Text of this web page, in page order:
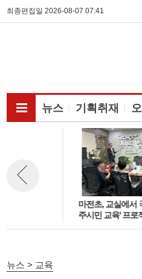
최종편집일 2026-08-07 07:41
뉴스 기획취재
전체메뉴보기
마전초, 교실에서 국
주시민 교육' 프로젝
뉴스 > 교육